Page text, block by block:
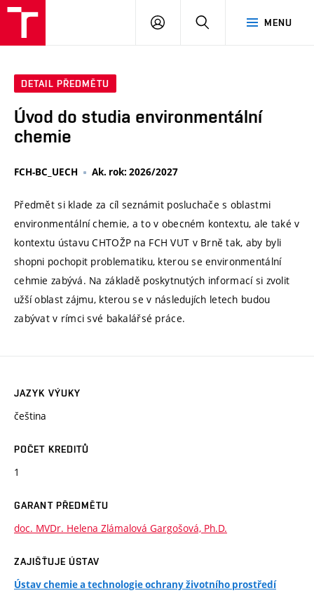
MENU
PŘIHLÁSIT
DETAIL PŘEDMĚTU
Úvod do studia environmentální
chemie
FCH-BC_UECH Ak. rok: 2026/2027
Předmět si klade za cíl seznámit posluchače s oblastmi
environmentální chemie, a to v obecném kontextu, ale také v
kontextu ústavu CHTOŽP na FCH VUT v Brně tak, aby byli
shopni pochopit problematiku, kterou se environmentální
cehmie zabývá. Na základě poskytnutých informací si zvolit
užší oblast zájmu, kterou se v následujích letech budou
zabývat v rímci své bakalářsé práce.
JAZYK VÝUKY
čeština
POČET KREDITŮ
1
GARANT PŘEDMĚTU
doc. MVDr. Helena Zlámalová Gargošová, Ph.D.
ZAJIŠŤUJE ÚSTAV
Ústav chemie a technologie ochrany životního prostředí